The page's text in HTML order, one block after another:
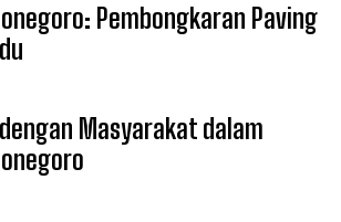
Pembongkaran Paving
Masyarakat dalam